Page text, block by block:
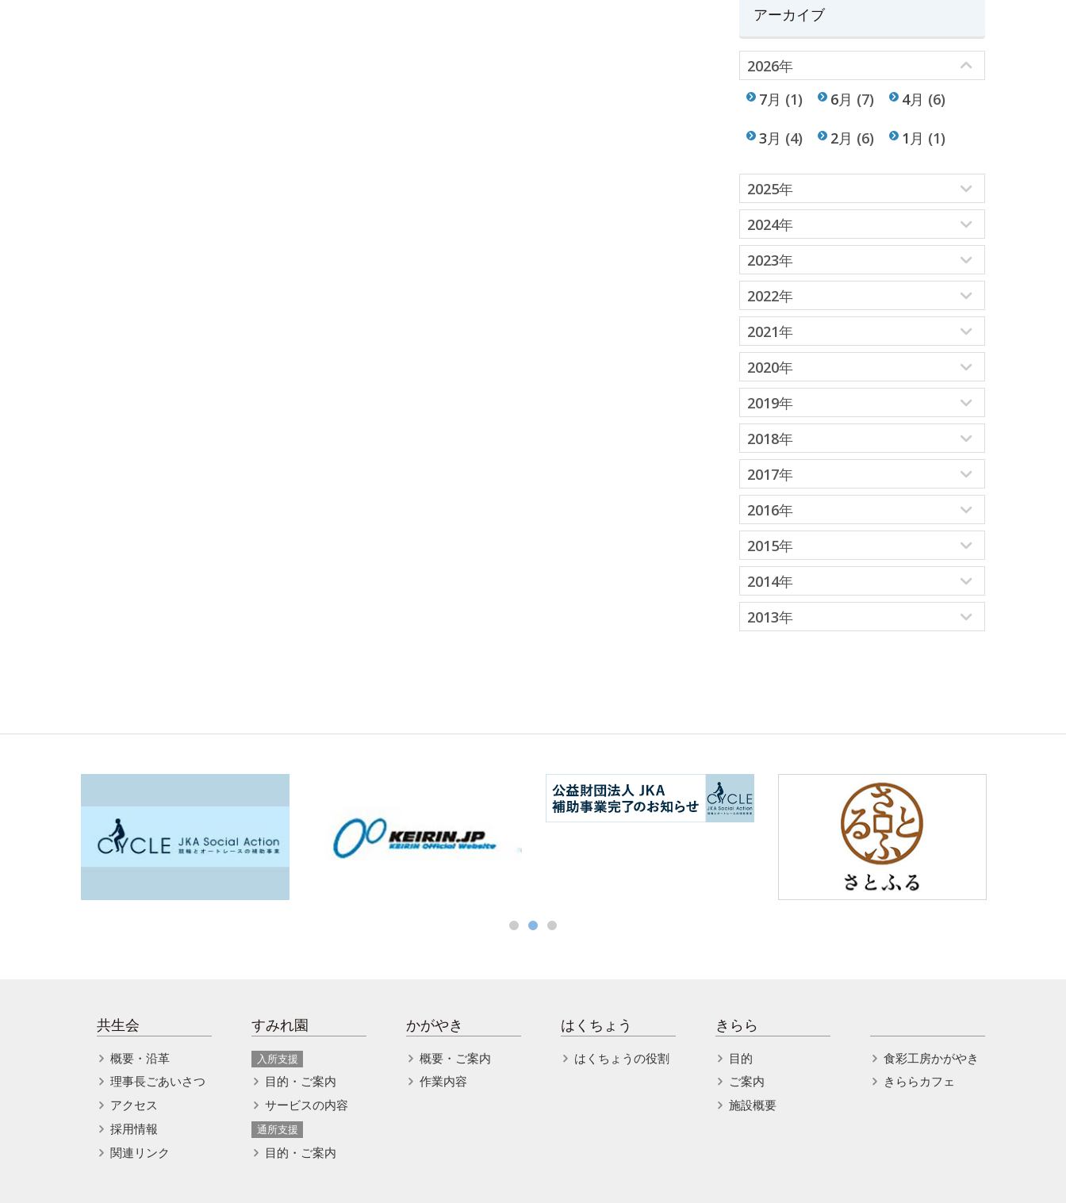
アーカイブ
2026年
7月 (1) 6月 (7) 4月 (6)
3月 (4) 2月 (6) 1月 (1)
2025年
2024年
2023年
2022年
2021年
2020年
2019年
2018年
2017年
2016年
2015年
2014年
2013年
共生会
概要・沿革
理事長ごあいさつ
アクセス
採用情報
関連リンク
すみれ園
入所支援
目的・ご案内
サービスの内容
通所支援
目的・ご案内
かがやき
概要・ご案内
作業内容
はくちょう
はくちょうの役割
きらら
目的
ご案内
施設概要
食彩工房かがやき
きららカフェ